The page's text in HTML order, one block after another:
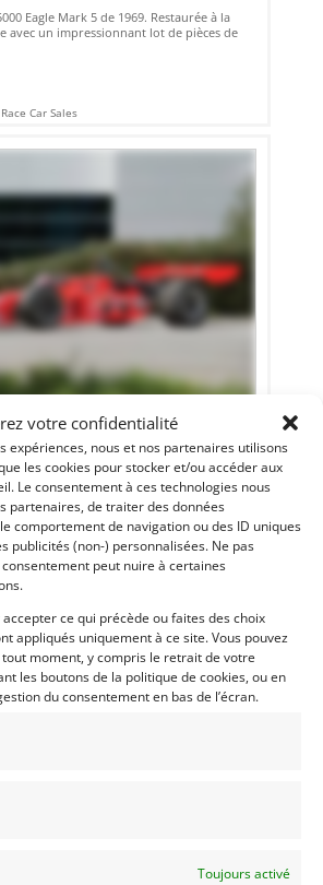
votre confidentialité
expériences, nous et nos partenaires utilisons
les cookies pour stocker et/ou accéder aux
Le consentement à ces technologies nous
partenaires, de traiter des données
comportement de navigation ou des ID uniques
publicités (non-) personnalisées. Ne pas
peut nuire à certaines
ce qui précède ou faites des choix
appliqués uniquement à ce site. Vous pouvez
moment, y compris le retrait de votre
les boutons de la politique de cookies, ou en
du consentement en bas de l’écran.
Toujours activé
Eagle Mark 5 de 1969. Restaurée à la
avec un impressionnant lot de pièces de
Car Sales
(1972)[VENDU]
UNIS (USA))
1 400 vues
Ex-Patrick Racing de 1972, aux
extraordinairement réussie
Eagle indycars.
Services